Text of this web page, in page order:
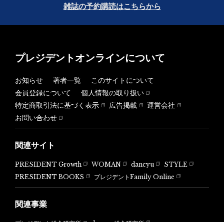
雑誌の予約購読はこちらから
プレジデントオンラインについて
お知らせ 著者一覧
このサイトについて
会員登録について
個人情報の取り扱い
特定商取引法に基づく表示
広告掲載
運営会社
お問い合わせ
関連サイト
PRESIDENT Growth WOMAN dancyu
STYLE
PRESIDENT BOOKS
プレジデントFamily Online
関連事業